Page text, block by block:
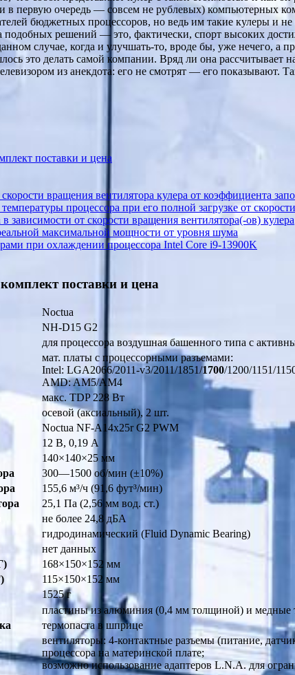
в первую очередь — совсем не рублевых) компьютерных
бюджетных процессоров, но ведь им такие кулеры
подобных решений — это, фактически, спорт высоких
случае, когда и улучшать-то, вроде бы, уже нечего, а
это делать самой компании. Вряд ли она
из анекдота: его не смотрят — его показывают.
поставки и цена
вращения вентилятора кулера от коэффициента
процессора при его полной загрузке от
зависимости от скорости вращения вентилятора(-ов) кулера
максимальной мощности от уровня шума
при охлаждении процессора Intel Core i9-13900K
поставки и цена
Noctua
NH-D15 G2
для процессора воздушная башенного типа с
мат. платы с процессорными разъемами:
Intel: LGA2066/2011-v3/2011/1851/1700/1200/1151/
AMD: AM5/AM4
макс. TDP 228 Вт
осевой (аксиальный), 2 шт.
Noctua NF-A14x25r G2 PWM
12 В, 0,19 А
140×140×25 мм
300—1500 об/мин (±10%)
155,6 м³/ч (91,6 фут³/мин)
25,1 Па (2,56 мм вод. ст.)
не более 24,8 дБА
гидродинамический (Fluid Dynamic Bearing)
нет данных
168×150×152 мм
115×150×152 мм
1525 г
пластины из алюминия (0,4 мм толщиной) и
термопаста в шприце
вентиляторы: 4-контактные разъемы (питание,
процессора на материнской плате;
возможно использование адаптеров L.N.A. для